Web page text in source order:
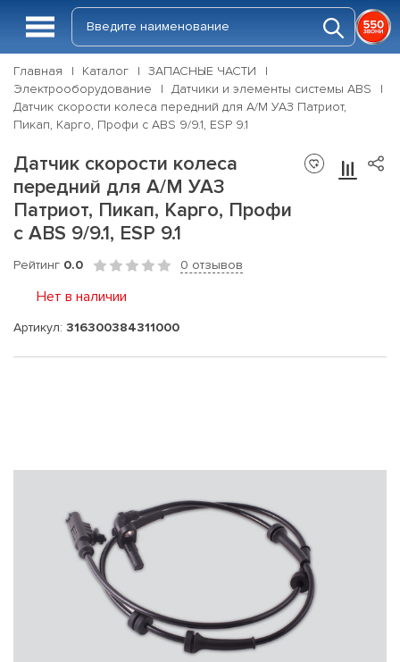
Главная Каталог
ЗАПАСНЫЕ ЧАСТИ
Электрооборудование
Датчики и элементы системы ABS
Датчик скорости колеса передний для А/М УАЗ Патриот,
Пикап, Карго, Профи с ABS 9/9.1, ESP 9.1
Датчик скорости колеса
передний для А/М УАЗ
Патриот, Пикап, Карго, Профи
с ABS 9/9.1, ESP 9.1
Рейтинг 0.0 0 отзывов
Нет в наличии
Артикул: 316300384311000